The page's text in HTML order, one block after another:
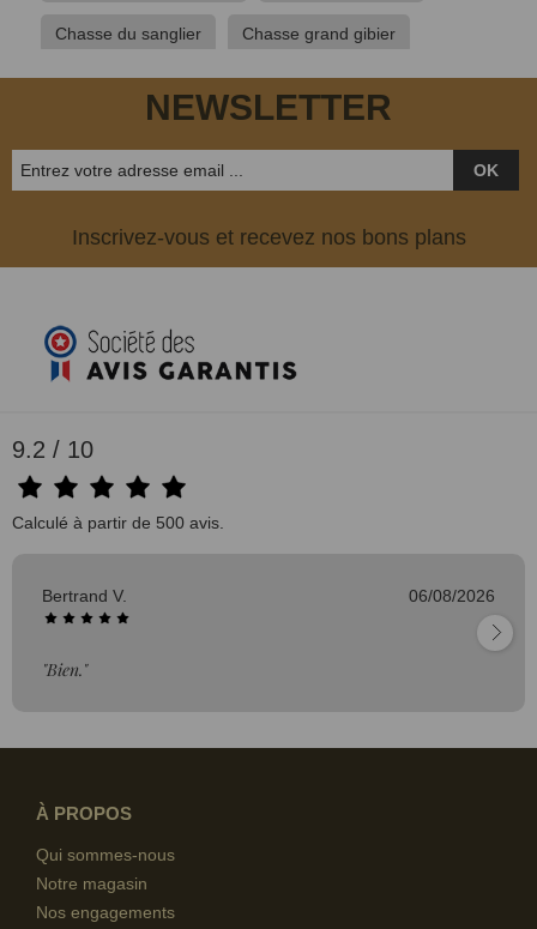
Chasse du sanglier Chasse grand gibier
NEWSLETTER
OK
Inscrivez-vous et recevez nos bons plans
9.2 / 10
Calculé à partir de 500 avis.
Bertrand V. 06/08/2026
"Bien."
À PROPOS
Qui sommes-nous
Notre magasin
Nos engagements